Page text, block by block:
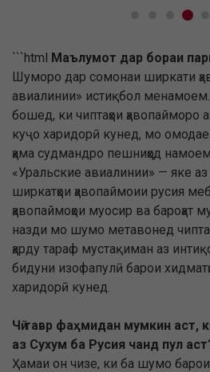
```html Маълумот дар бораи
Шуморо дар сомонаи ширкати
авиалинии» истиқбол
бошед, ки чиптаҳои ҳавопайморо
куҷо харидорӣ кунед, мо
ҳама судмандро пешниҳод
«Уральские авиалинии» — яке
ширкатҳои ҳавопаймоии русия
ҳавопаймоҳои муосир ва бароҳат
назди мо шумо метавонед
ҳарду тараф мустақиман аз
бидуни изофапулӣ барои
харидорӣ кунед.
Чӣ тавр фаҳмидан мумкин аст,
аз Сухум ба Русия чанд пул
Ҳамаи он чизе, ки ба шумо